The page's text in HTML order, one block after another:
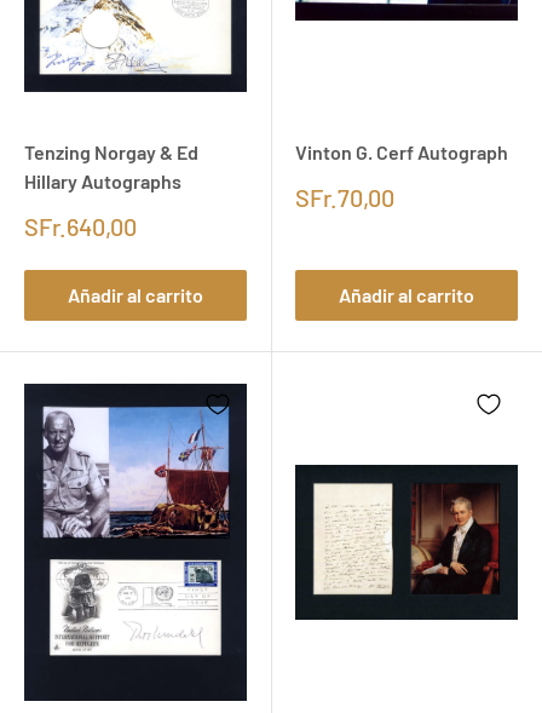
Tenzing Norgay & Ed
Hillary Autographs
SFr.640,00
Añadir al carrito
Vinton G. Cerf Autograph
SFr.70,00
Añadir al carrito